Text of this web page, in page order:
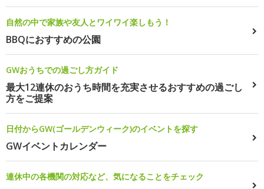
自然の中で家族や友人とワイワイ楽しもう！
BBQにおすすめの公園
GWおうちでの過ごし方ガイド
最大12連休のおうち時間を充実させるおすすめの過ごし
方をご提案
日付からGW(ゴールデンウィーク)のイベントを探す
GWイベントカレンダー
連休中の各機関の対応など、気になることをチェック